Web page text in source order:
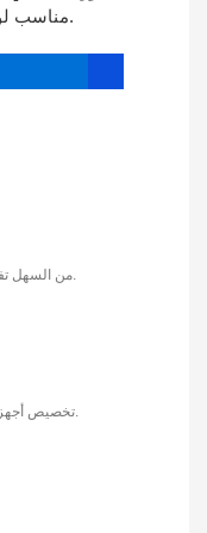
مناسب لوزن الشاي والخضروات المجففة والزهور المجففة والتوابل والطب الصيني المفروم وغيرها من المنتجات ذات الوزن الخفيف والغبار السهل. علاوة على ذلك، يمكن توصيله بآلة التغليف.
من السهل تفكيك تصميم الهيكل، وسهل الصيانة والتنظيف.
تخصيص أجهزة استشعار خاصة لضمان دقة الوزن.